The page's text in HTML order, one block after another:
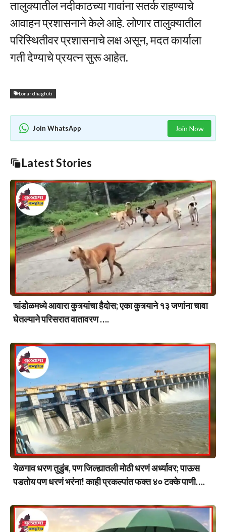
तालुक्यातील नदीकाठच्या गावांना सतर्क राहण्याचे
आवाहन प्रशासनाने केले आहे. लोणार तालुक्यातील
परिस्थितीवर प्रशासनाचे लक्ष असून, मदत कार्याला
गती देण्याचे प्रयत्न सुरू आहेत.
Lonar dhagfuti
Join WhatsApp Join Now
Latest Stories
चांडोळमध्ये आवारा कुत्र्यांचा हैदोस; एका कुत्र्याने १३ जणांना चावा
घेतल्याने परिसरात वातावरण ….
येळगाव धरण तुडुंब, पण जिल्ह्यातली मोठी धरणं अर्ध्यावर; पाऊस
पडतोय पण धरणं भरंना! काही प्रकल्पांत फक्त ४० टक्के पाणी….